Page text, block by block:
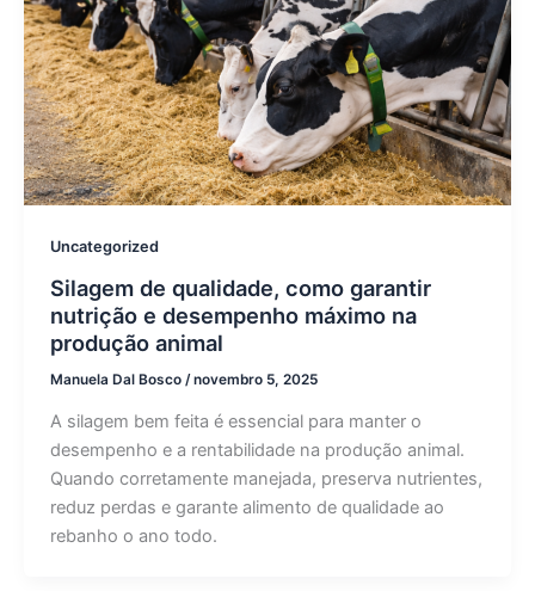
Uncategorized
Silagem de qualidade, como garantir
nutrição e desempenho máximo na
produção animal
Manuela Dal Bosco /novembro 5, 2025
A silagem bem feita é essencial para manter o
desempenho e a rentabilidade na produção animal.
Quando corretamente manejada, preserva nutrientes,
reduz perdas e garante alimento de qualidade ao
rebanho o ano todo.